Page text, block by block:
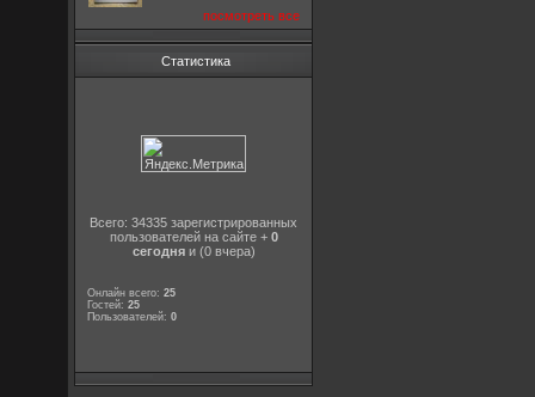
посмотреть все
Статистика
Всего: 34335 зарегистрированных
пользователей на сайте + 0
сегодняи (0 вчера)
Онлайн всего:25
Гостей:25
Пользователей:0